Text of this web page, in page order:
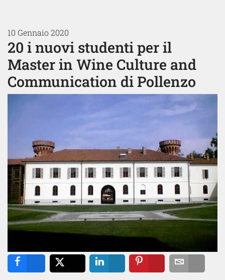
10 Gennaio 2020
20 i nuovi studenti per il
Master in Wine Culture and
Communication di Pollenzo